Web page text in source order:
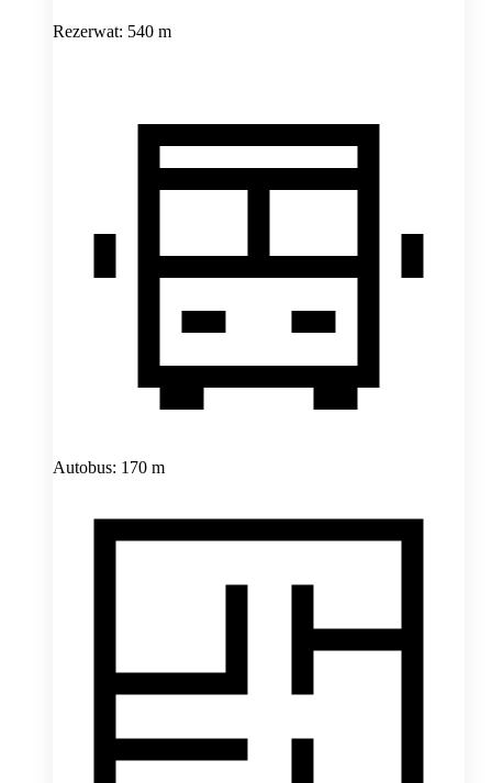
Rezerwat: 540 m
Autobus: 170 m